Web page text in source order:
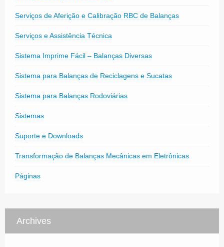
Serviços de Aferição e Calibração RBC de Balanças
Serviços e Assistência Técnica
Sistema Imprime Fácil – Balanças Diversas
Sistema para Balanças de Reciclagens e Sucatas
Sistema para Balanças Rodoviárias
Sistemas
Suporte e Downloads
Transformação de Balanças Mecânicas em Eletrônicas
Páginas
Archives